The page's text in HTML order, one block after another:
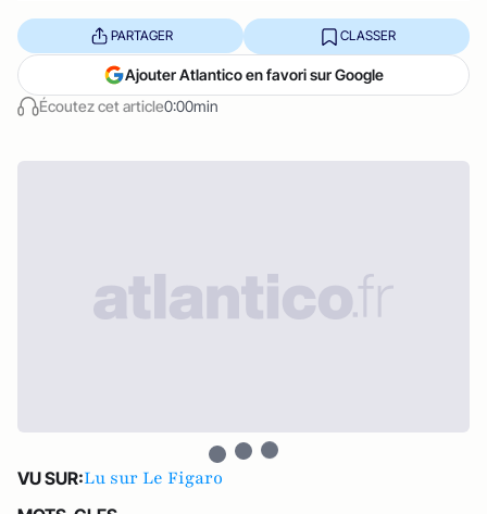
Écoutez cet article0:00min
PARTAGER CLASSER
Ajouter Atlantico en favori sur Google
VU SUR:Lu sur Le Figaro